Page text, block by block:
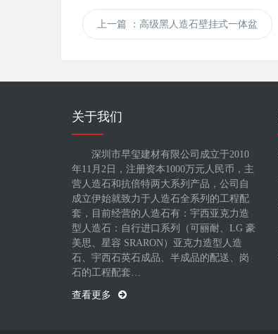
上一篇 ：高级黑人造石壁挂式一体盆
关于我们
深圳市早玺建材有限公司成立于2010
年11月2日，注册资本1000万元人民币，主
营人造石和抗倍特两大系列产品，公司自
成立伊始就致力于人造石全系列的工程配
套，目前经营的人造石有：宇西亚克力造
型人造石：自行进口系列（可丽耐、LG 豪
美思、星容 SRARON）亚克力造型人造
石、宇西石英石成品、半成品的配送、岗
石的工程配套…
查看更多